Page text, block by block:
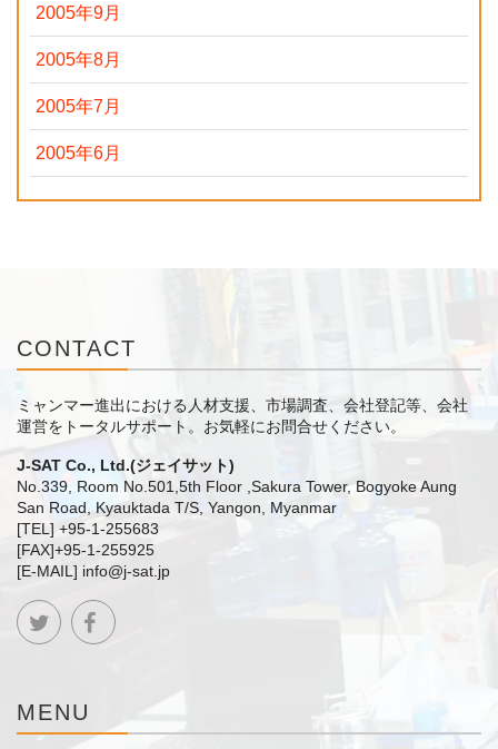
2005年9月
2005年8月
2005年7月
2005年6月
CONTACT
ミャンマー進出における人材支援、市場調査、会社登記等、会社
運営をトータルサポート。 お気軽にお問合せください。
J-SAT Co., Ltd.(ジェイサット)
No.339, Room No.501,5th Floor ,Sakura Tower, Bogyoke Aung
San Road, Kyauktada T/S, Yangon, Myanmar
[TEL] +95-1-255683
[FAX]+95-1-255925
[E-MAIL] info@j-sat.jp
MENU